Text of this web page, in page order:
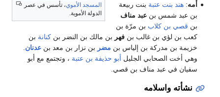
المسجد الأموي، تأسس في عصر
الدولة الأموية.
أمه:هند بنت عتبة بنت ربيعة
بن عبد شمس بنعبد مناف
بن قصي بن كلاب بن مرّة بن
كعب بن لؤي بن غالب‏ بنفهر بن مالك بن النضر بنكنانة بن
خزيمة بن مدركة بن إلياس بن مضر بن نزار بن معد بنعدنان
وهي أخت الصحابي الجليل أبو حذيفة بن عتبة ، وتجتمع مع أبو
سفيان في عبد مناف بن قصي.
نشأته واسلامه